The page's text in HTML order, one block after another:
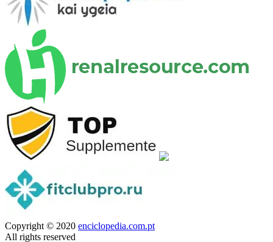
Copyright © 2020 enciclopedia.com.pt
All rights reserved